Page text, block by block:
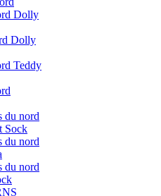
Dolly
Dolly
Teddy
du nord
Sock
du nord
du nord